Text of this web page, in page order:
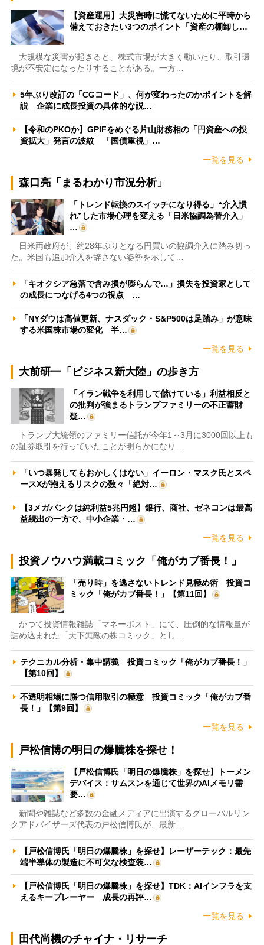
【資産運用】大災害時に慌てないために平時から
備えておきたい3つのポイント「資産の棚卸し…
大規模な災害が起きると、株式市場が大きく動いたり、取引環
境が不安定になったりすることがある。一方…
5年ぶり改訂の「CGコード」、何が変わったのかポイントを解
説 企業に成長投資の具体的な説…
【令和のPKOか】GPIFをめぐる片山財務相の「円資産への投
資拡大」発言の波紋 「国債重視」…
一覧を見る
森口亮「まるわかり市況分析」
「トレンド転換のスイッチになり得る」“介入慣
れ”した市場心理を変える「日米協調為替介入」
…
日米両政府が、約28年ぶりとなる円買いの協調介入に踏み切っ
た。米国も追加介入を辞さない姿勢を示して…
「キオクシア急落で含み損が膨らんで…」損失を投資家として
の成長につなげる4つの視点 …
「NYダウは高値更新、ナスダック・S&P500は足踏み」が意味
する米国株市場の変化 半…
一覧を見る
大前研一「ビジネス新大陸」の歩き方
「イラン戦争を利用して儲けている」利益相反と
の批判が強まるトランプファミリーの不正蓄財
疑…
トランプ大統領のファミリー信託が今年1～3月に3000回以上も
の証券取引を行っていたことが明らかになり…
「いつ暴発してもおかしくはない」イーロン・マスク氏とスペ
ースXが抱えるリスクの数々「絶対…
【3メガバンクは純利益5兆円超】銀行、商社、ゼネコンは最高
益続出の一方で、中小企業・…
一覧を見る
投資ノウハウ満載コミック「俺がカブ番長！」
「売り時」を逃さないトレンド見極め術 投資コ
ミック「俺がカブ番長！」【第11回】
かつて投資情報雑誌「マネーポスト」にて、圧倒的な情報量が
詰め込まれた「天下無敵の株コミック」とし…
テクニカル分析・集中講義 投資コミック「俺がカブ番長！」
【第10回】
不透明相場に勝つ信用取引の極意 投資コミック「俺がカブ番
長！」【第9回】
一覧を見る
戸松信博の明日の爆騰株を探せ！
【戸松信博氏「明日の爆騰株」を探せ】トーメン
デバイス：サムスンを通じて世界のAIメモリ需
要…
新聞や雑誌など多数の金融メディアに出演するグローバルリン
クアドバイザーズ代表の戸松信博氏が、最新…
【戸松信博氏「明日の爆騰株」を探せ】レーザーテック：最先
端半導体の製造に不可欠な検査装…
【戸松信博氏「明日の爆騰株」を探せ】TDK：AIインフラを支
えるキープレーヤー 成長の再評…
一覧を見る
田代尚機のチャイナ・リサーチ